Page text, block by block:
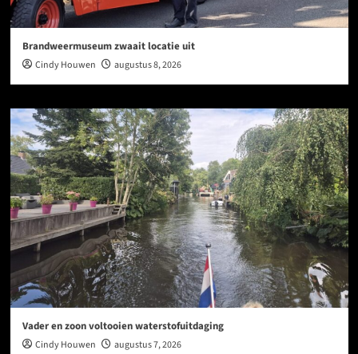
Brandweermuseum zwaait locatie uit
Cindy Houwen augustus 8, 2026
Vader en zoon voltooien waterstofuitdaging
Cindy Houwen augustus 7, 2026